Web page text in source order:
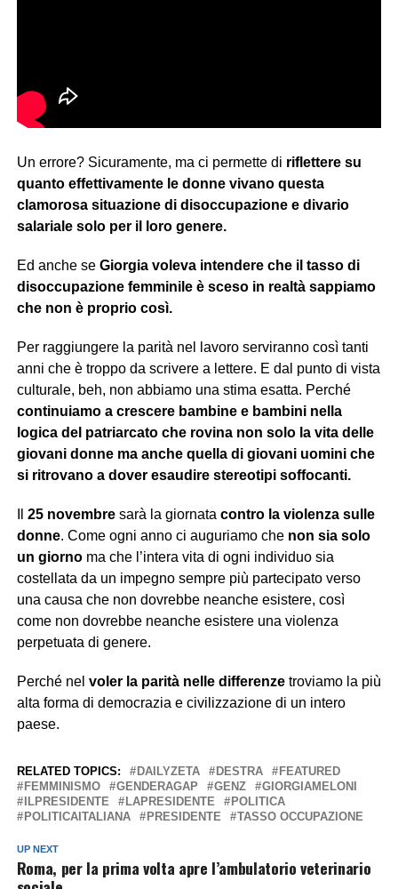
Un errore? Sicuramente, ma ci permette di riflettere su
quanto effettivamente le donne vivano questa
clamorosa situazione di disoccupazione e divario
salariale solo per il loro genere.
Ed anche se Giorgia voleva intendere che il tasso di
disoccupazione femminile è sceso in realtà sappiamo
che non è proprio così.
Per raggiungere la parità nel lavoro serviranno così tanti
anni che è troppo da scrivere a lettere. E dal punto di vista
culturale, beh, non abbiamo una stima esatta. Perché
continuiamo a crescere bambine e bambini nella
logica del patriarcato che rovina non solo la vita delle
giovani donne ma anche quella di giovani uomini che
si ritrovano a dover esaudire stereotipi soffocanti.
25 novembresarà la giornata contro la violenza sulle
donne. Come ogni anno ci auguriamo che non sia solo
un giornoma che l’intera vita di ogni individuo sia
costellata da un impegno sempre più partecipato verso
una causa che non dovrebbe neanche esistere, così
come non dovrebbe neanche esistere una violenza
perpetuata di genere.
Perché nel voler la parità nelle differenzetroviamo la più
alta forma di democrazia e civilizzazione di un intero
paese.
RELATED TOPICS: DAILYZETA DESTRA
FEATURED
FEMMINISMO
GENDERAGAP GENZ
GIORGIAMELONI
ILPRESIDENTE
LAPRESIDENTE
POLITICA
POLITICAITALIANA
PRESIDENTE TASSO OCCUPAZIONE
UP NEXT
Roma, per la prima volta apre l’ambulatorio veterinario